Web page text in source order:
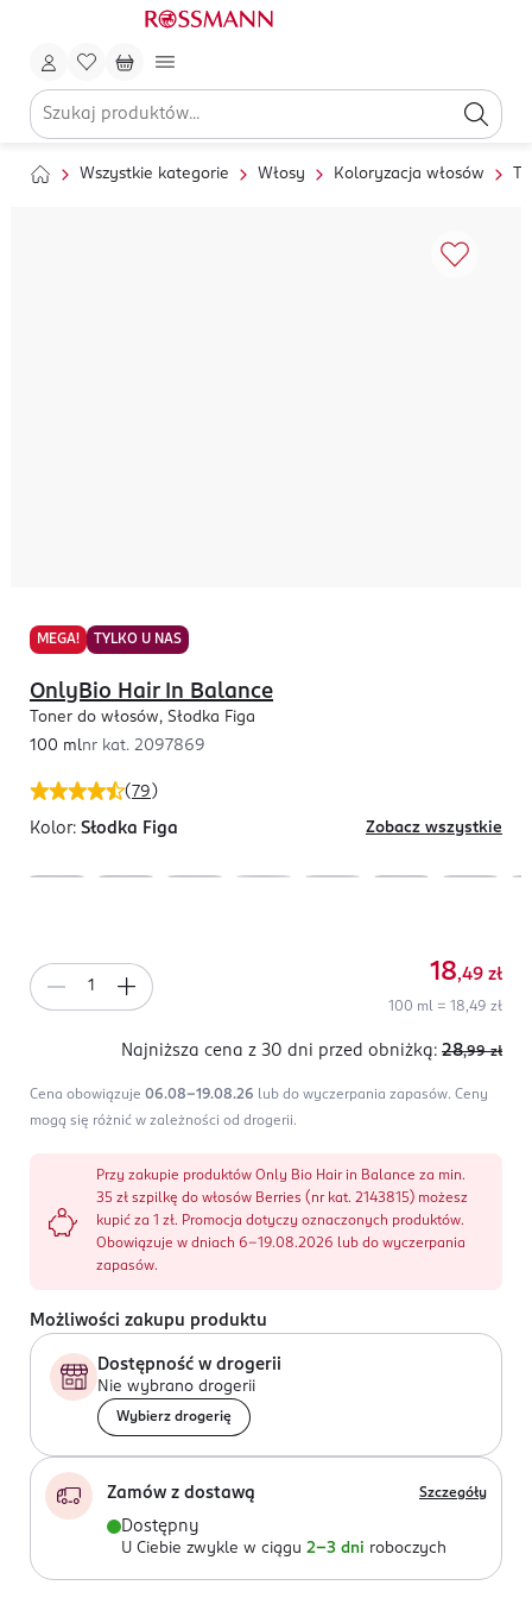
Wszystkie kategorie Włosy Koloryzacja włosów
MEGA! TYLKO U NAS
( 79 )
OnlyBio Hair In Balance
Toner do włosów, Słodka Figa
100 mlnr kat. 2097869
Kolor: Słodka Figa Zobacz wszystkie
18,49 zł
100 ml = 18,49 zł
Najniższa cena z 30 dni przed obniżką: 28,99 zł
Cena obowiązuje 06.08-19.08.26 lub do wyczerpania zapasów. Ceny
mogą się różnić w zależności od drogerii.
Przy zakupie produktów Only Bio Hair in Balance za min.
35 zł szpilkę do włosów Berries (nr kat. 2143815) możesz
kupić za 1 zł. Promocja dotyczy oznaczonych produktów.
Obowiązuje w dniach 6-19.08.2026 lub do wyczerpania
zapasów.
Możliwości zakupu produktu
Dostępność w drogerii
Nie wybrano drogerii
Wybierz drogerię
Zamów z dostawą Szczegóły
Dostępny
U Ciebie zwykle w ciągu 2-3 dni roboczych